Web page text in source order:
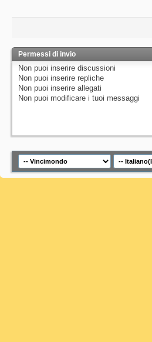
Permessi di invio
Non puoi inserire discussioni
Non puoi inserire repliche
Non puoi inserire allegati
Non puoi modificare i tuoi messaggi